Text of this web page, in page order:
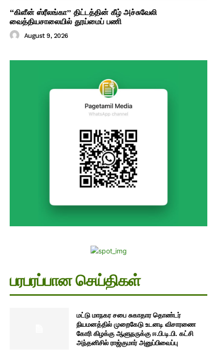
“கிளீன் ஸ்ரீலங்கா” திட்டத்தின் கீழ் அச்சுவேலி
வைத்தியசாலையில் தூய்மைப் பணி
August 9, 2026
பரபரப்பான செய்திகள்
மட்டு மாநகர சபை சுகாதார தொண்டர்
நியமனத்தில் முறைகேடு உடனடி விசாரணை
கோரி கிழக்கு ஆளுநருக்கு ஈ.பி.டி.பி. கட்சி
அந்தனிசில் ராஜ்குமார் அனுப்பிவைப்பு